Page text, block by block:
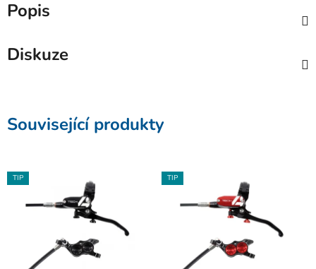
Popis
Diskuze
Související produkty
TIP TIP